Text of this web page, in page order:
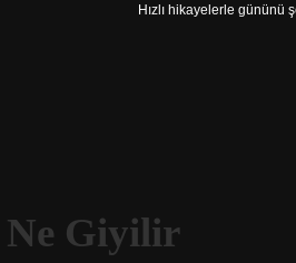
Hızlı hikayelerle gününü
Ne Giyilir